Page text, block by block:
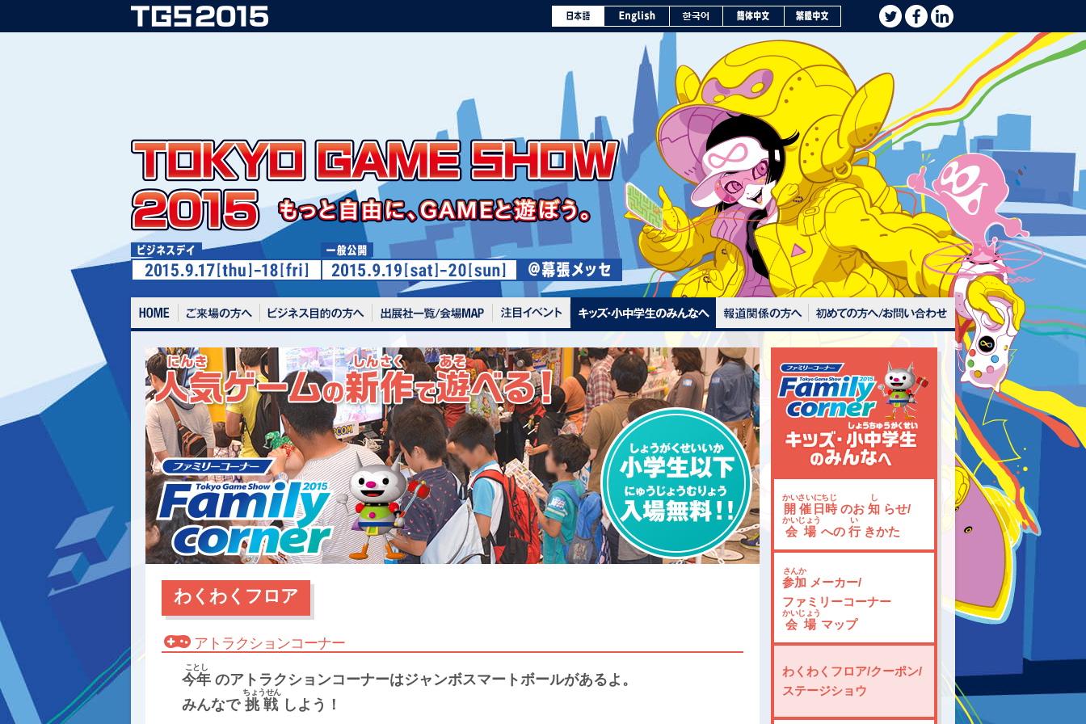
わくわくフロア
アトラクションコーナー
今年
ことし
のアトラクションコーナーはジャンボスマートボールがあるよ。
みんなで 挑戦
ちょうせん
しよう！
開催
かいさい
日時
にちじ
のお 知
し
らせ/
会場
かいじょう
への 行
い
きかた
参加
さんか
メーカー/
ファミリーコーナー
会場
かいじょう
マップ
わくわくフロア/クーポン/
ステージショウ